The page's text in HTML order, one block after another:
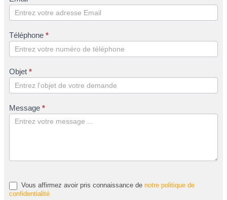
Téléphone *
Objet *
Message *
Vous affirmez avoir pris connaissance de notre politique de
confidentialité